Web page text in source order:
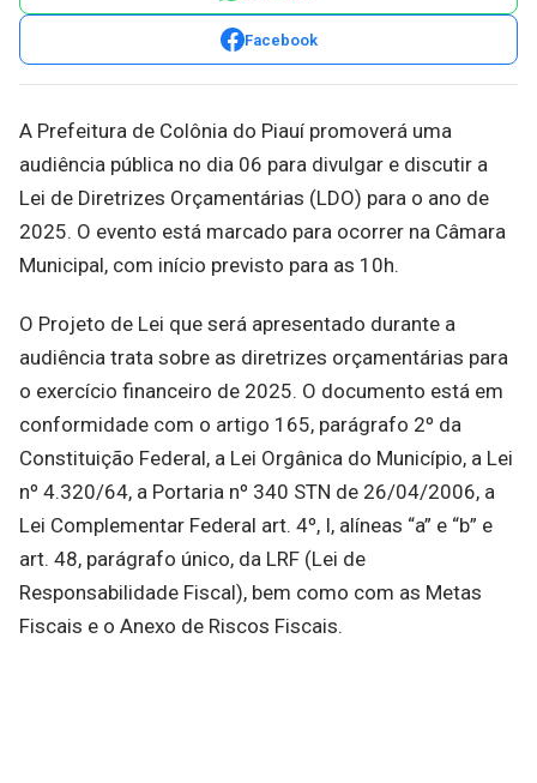
Facebook
A Prefeitura de Colônia do Piauí promoverá uma
audiência pública no dia 06 para divulgar e discutir a
Lei de Diretrizes Orçamentárias (LDO) para o ano de
2025. O evento está marcado para ocorrer na Câmara
Municipal, com início previsto para as 10h.
O Projeto de Lei que será apresentado durante a
audiência trata sobre as diretrizes orçamentárias para
o exercício financeiro de 2025. O documento está em
conformidade com o artigo 165, parágrafo 2º da
Constituição Federal, a Lei Orgânica do Município, a Lei
nº 4.320/64, a Portaria nº 340 STN de 26/04/2006, a
Lei Complementar Federal art. 4º, I, alíneas “a” e “b” e
art. 48, parágrafo único, da LRF (Lei de
Responsabilidade Fiscal), bem como com as Metas
Fiscais e o Anexo de Riscos Fiscais.